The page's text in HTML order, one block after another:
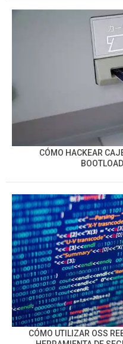
CÓMO HACKEAR
CÓMO UTILIZAR OSS